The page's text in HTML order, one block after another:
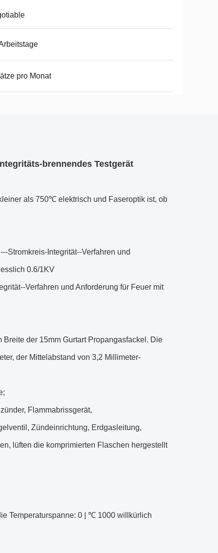
pro Monat
brennendes Testgerät
als 750℃ elektrisch und Faseroptik ist, ob
Stromkreis-Integrität--Verfahren und
0.6/1KV
Verfahren und Anforderung für Feuer mit
der 15mm Gurtart Propangasfackel. Die
der Mittelabstand von 3,2 Millimeter-
Flammabrissgerät,
Zündeinrichtung, Erdgasleitung,
lüften die komprimierten Flaschen hergestellt
Temperaturspanne: 0 | ℃ 1000 willkürlich